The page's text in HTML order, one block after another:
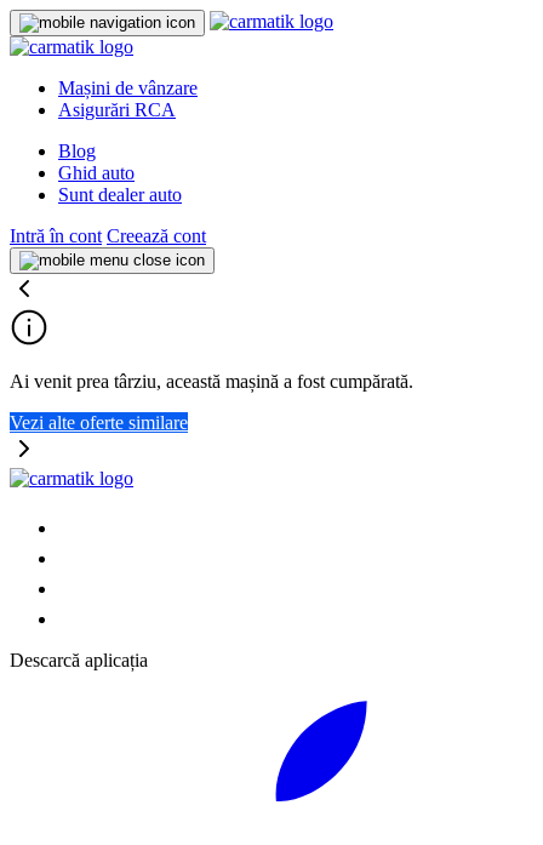
Mașini de vânzare
Asigurări RCA
Blog
Ghid auto
Sunt dealer auto
Intră în cont Creează cont
Ai venit prea târziu, această mașină a fost cumpărată.
Vezi alte oferte similare
Descarcă aplicația